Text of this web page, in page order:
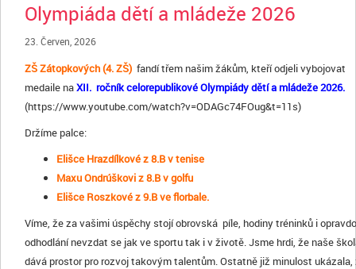
Olympiáda dětí a mládeže 2026
23. Červen, 2026
ZŠ Zátopkových (4. ZŠ) fandí třem našim žákům, kteří odjeli vybojovat
medaile naXII. ročník celorepublikové Olympiády dětí a mládeže 2026.
(https://www.youtube.com/watch?v=ODAGc74FOug&t=11s)
Držíme palce:
Elišce Hrazdílkové z 8.B v tenise
Maxu Ondrúškovi z 8.B v golfu
Elišce Roszkové z 9.B ve florbale.
Víme, že za vašimi úspěchy stojí obrovská píle, hodiny tréninků i
odhodlání nevzdat se jak ve sportu tak i v životě. Jsme hrdi, že naše
dává prostor pro rozvoj takovým talentům. Ostatně již minulost ukázala,